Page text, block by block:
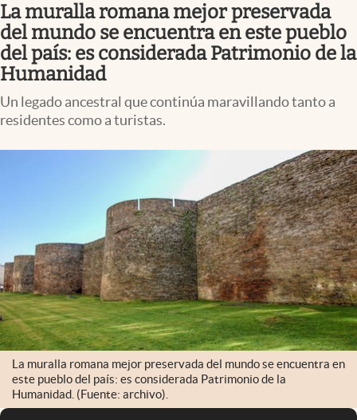
La muralla romana mejor preservada
del mundo se encuentra en este pueblo
del país: es considerada Patrimonio de la
Humanidad
Un legado ancestral que continúa maravillando tanto a
residentes como a turistas.
La muralla romana mejor preservada del mundo se encuentra en
este pueblo del país: es considerada Patrimonio de la
Humanidad. (Fuente: archivo).